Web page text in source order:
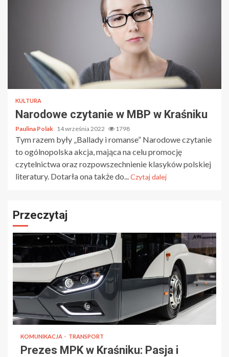
KULTURA
Narodowe czytanie w MBP w Kraśniku
Paulina Polak 14 września 2022 1798
Tym razem były „Ballady i romanse” Narodowe czytanie
to ogólnopolska akcja, mająca na celu promocję
czytelnictwa oraz rozpowszechnienie klasyków polskiej
literatury. Dotarła ona także do...Czytaj dalej
Przeczytaj
KOMUNIKACJA TRANSPORT
Prezes MPK w Kraśniku: Pasja i